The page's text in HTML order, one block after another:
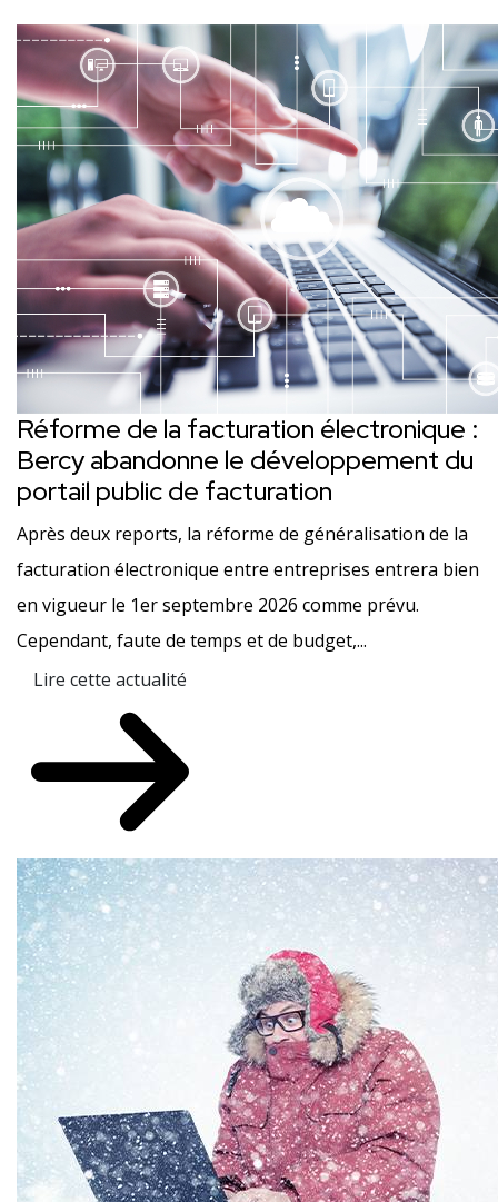
Réforme de la facturation électronique :
Bercy abandonne le développement du
portail public de facturation
Après deux reports, la réforme de généralisation de la
facturation électronique entre entreprises entrera bien
en vigueur le 1er septembre 2026 comme prévu.
Cependant, faute de temps et de budget,...
Lire cette actualité